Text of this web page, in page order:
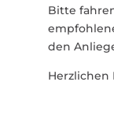
Bitte
den
Herz­lichen